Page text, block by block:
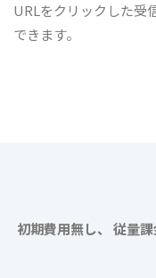
URLをクリックした受
できます。
初期費用無し、 従量